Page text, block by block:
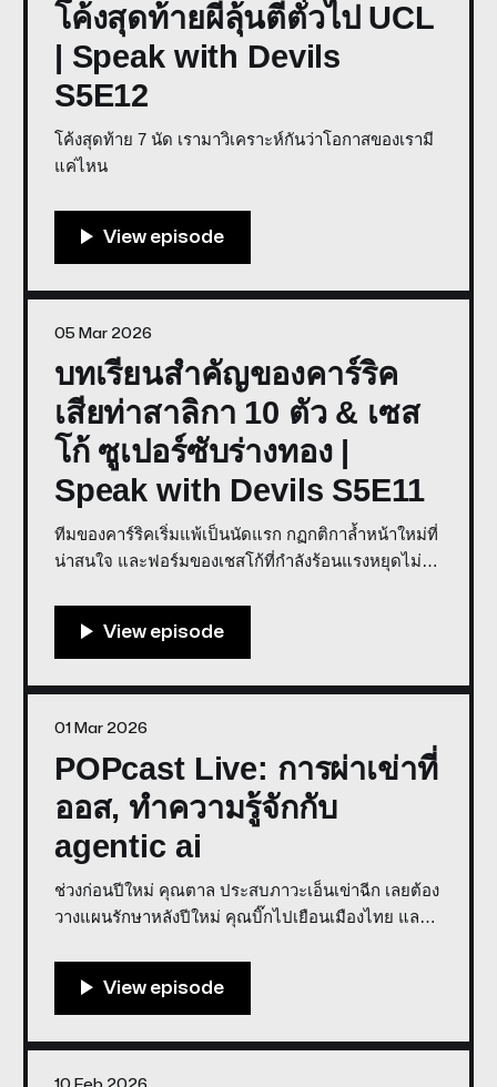
โค้งสุดท้ายผีลุ้นตีตั๋วไป UCL
| Speak with Devils
S5E12
โค้งสุดท้าย 7 นัด เรามาวิเคราะห์กันว่าโอกาสของเรามี
แค่ไหน
บทเรียนสำคัญของคาร์ริค
เสียท่าสาลิกา 10 ตัว & เซส
โก้ ซูเปอร์ซับร่างทอง |
Speak with Devils S5E11
ทีมของคาร์ริคเริ่มแพ้เป็นนัดแรก กฏกติกาล้ำหน้าใหม่ที่
น่าสนใจ และฟอร์มของเชสโก้ที่กำลังร้อนแรงหยุดไม่อยู่
รายการโดย GROOV Store บทเรียนสำคัญของคาร์ริค
05 Mar 2026
POPcast Live: การผ่าเข่าที่
ออส, ทำความรู้จักกับ
agentic ai
ช่วงก่อนปีใหม่ คุณตาล ประสบภาวะเอ็นเข่าฉีก เลยต้อง
วางแผนรักษาหลังปีใหม่ คุณบิ๊กไปเยือนเมืองไทย และ
การผ่าเข่าที่ออส, ทำความรู้จักกับ
01 Mar 2026